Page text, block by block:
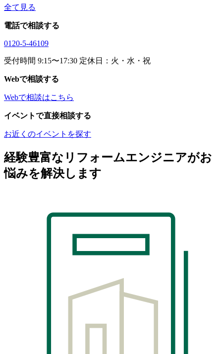
全て見る
電話で相談する
0120-5-46109
受付時間 9:15〜17:30 定休日：火・水・祝
Webで相談する
Webで相談はこちら
イベントで直接相談する
お近くのイベントを探す
経験豊富なリフォームエンジニアがお
悩みを解決します